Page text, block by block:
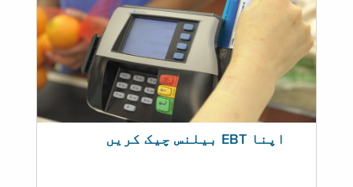
اپنا EBT بیلنس چیک کریں